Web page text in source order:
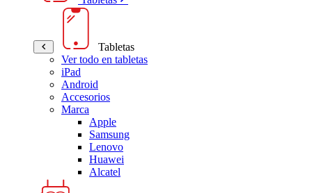
Tabletas
Ver todo en tabletas
iPad
Android
Accesorios
Marca
Apple
Samsung
Lenovo
Huawei
Alcatel